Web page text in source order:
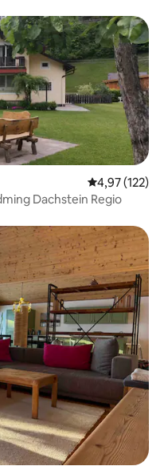
Gemiddelde
4,97 (122)
Dachstein Regio